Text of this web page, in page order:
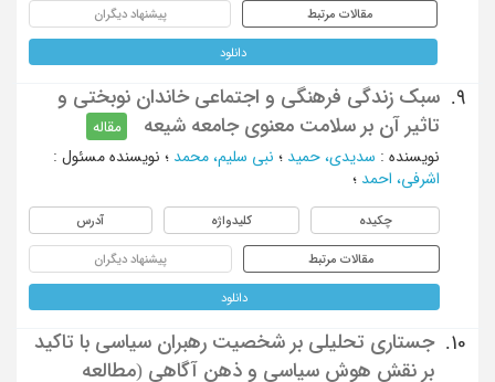
مقالات مرتبط پیشنهاد دیگران
دانلود
9.
سبک زندگی فرهنگی و اجتماعی خاندان نوبختی و
تاثیر آن بر سلامت معنوی جامعه شیعه
مقاله
نویسنده : سدیدی، حمید ؛ نبی سلیم، محمد ؛ نویسنده مسئول :
اشرفی، احمد ؛
چکیده کلیدواژه آدرس
مقالات مرتبط پیشنهاد دیگران
دانلود
10.
جستاری تحلیلی بر شخصیت رهبران سیاسی با تاکید
بر نقش هوش سیاسی و ذهن آگاهی (مطالعه